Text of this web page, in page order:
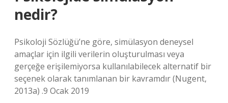
nedir?
Psikoloji Sözlüğü’ne göre, simülasyon deneysel
amaçlar için ilgili verilerin oluşturulması veya
gerçeğe erişilemiyorsa kullanılabilecek alternatif bir
seçenek olarak tanımlanan bir kavramdır (Nugent,
2013a) .9 Ocak 2019